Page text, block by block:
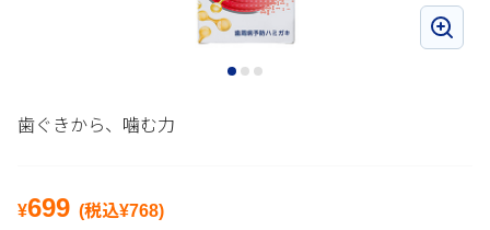
歯ぐきから、噛む力
¥699 (税込¥768)